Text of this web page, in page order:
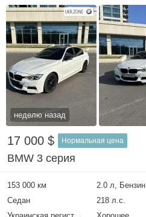
неделю назад
17 000 $ Нормальная цена
BMW 3 серия
153 000 км 2.0 л, Бензин
Седан
218 л.с.